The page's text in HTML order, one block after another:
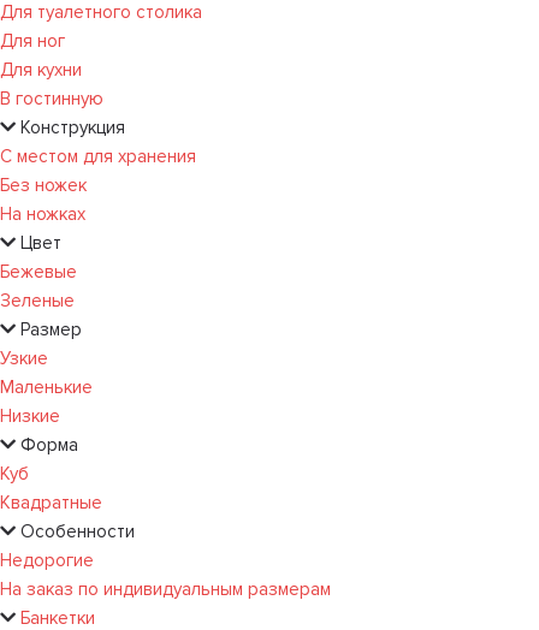
Для туалетного столика
Для ног
Для кухни
В гостинную
Конструкция
С местом для хранения
Без ножек
На ножках
Цвет
Бежевые
Зеленые
Размер
Узкие
Маленькие
Низкие
Форма
Куб
Квадратные
Особенности
Недорогие
На заказ по индивидуальным размерам
Банкетки